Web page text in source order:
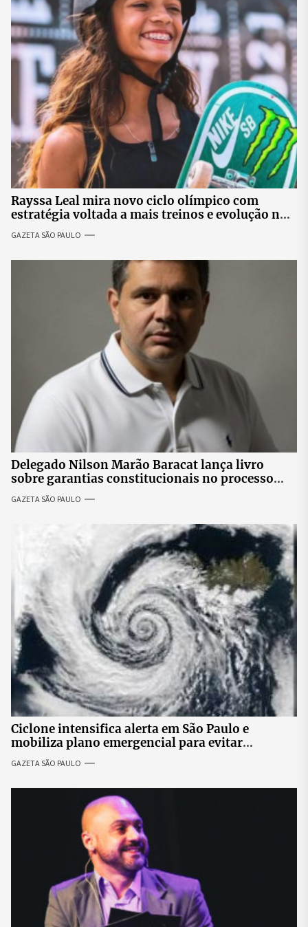
Rayssa Leal mira novo ciclo olímpico com
estratégia voltada a mais treinos e evolução no
GAZETA SÃO PAULO
Delegado Nilson Marão Baracat lança livro
sobre garantias constitucionais no processo
penal brasileiro
GAZETA SÃO PAULO
Ciclone intensifica alerta em São Paulo e
mobiliza plano emergencial para evitar
impactos no fornecimento de energia
GAZETA SÃO PAULO